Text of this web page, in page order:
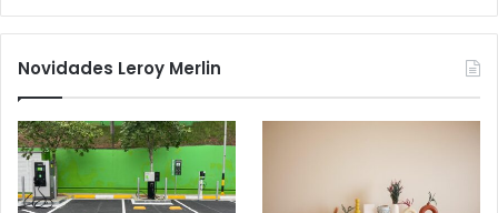
Novidades Leroy Merlin